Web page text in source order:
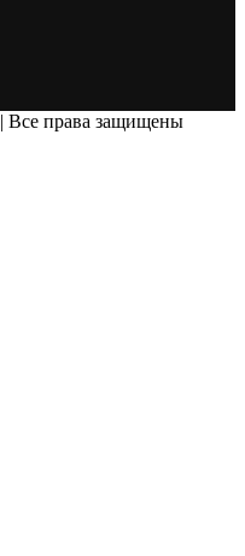
| Все права защищены